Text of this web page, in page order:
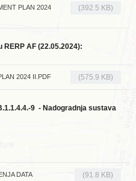
PLAN 2024
(392.5 KB)
AF (22.05.2024):
2024 II.PDF (575.9 KB)
9 - Nadogradnja sustava
DATA
(91.8 KB)